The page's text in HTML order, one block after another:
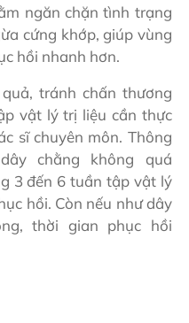
ngăn chặn tình trạng
cứng khớp, giúp vùng
hồi nhanh hơn.
tránh chấn thương
vật lý trị liệu cần thực
sĩ chuyên môn. Thông
chằng không quá
3 đến 6 tuần tập vật lý
hồi. Còn nếu như dây
thời gian phục hồi